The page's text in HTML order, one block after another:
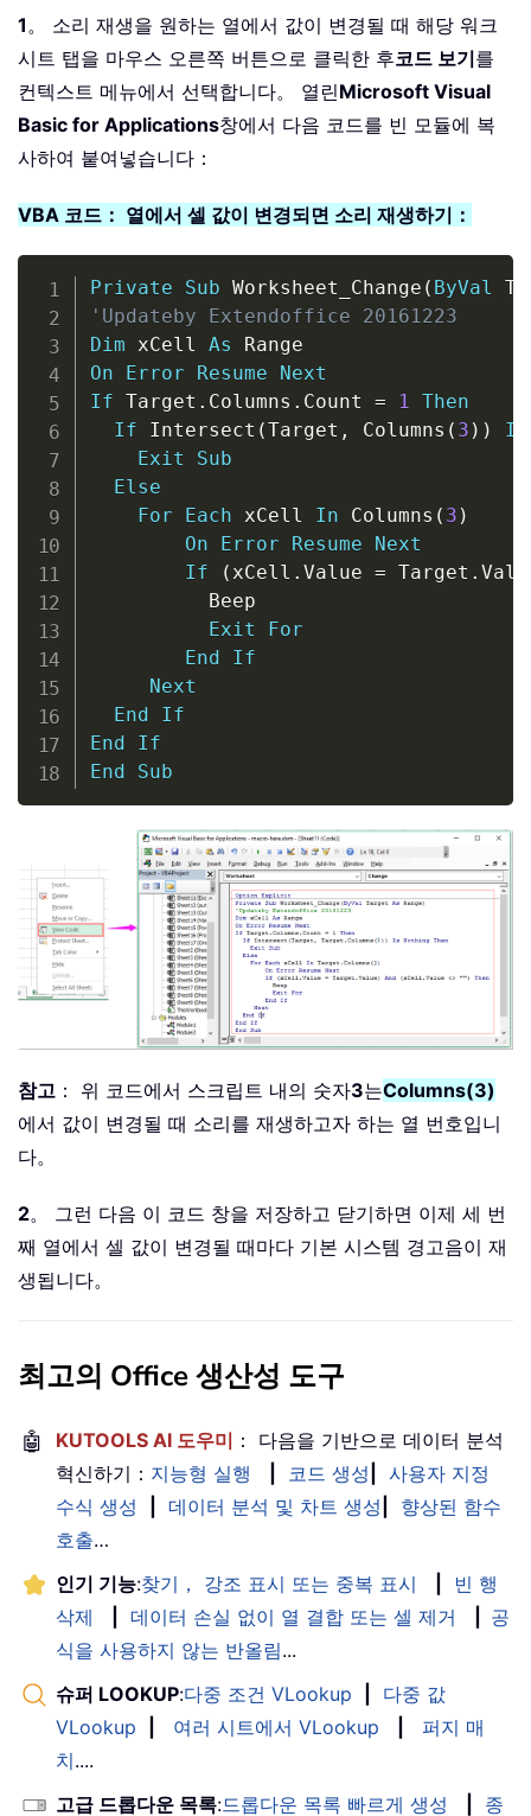
1 。 소리 재생을 원하는 열에서 값이 변경될 때 해당 워크
시트 탭을 마우스 오른쪽 버튼으로 클릭한 후코드 보기를
컨텍스트 메뉴에서 선택합니다。 열린Microsoft Visual
Basic for Applications창에서 다음 코드를 빈 모듈에 복
사하여 붙여넣습니다：
VBA 코드： 열에서 셀 값이 변경되면 소리 재생하기：
Private Sub Worksheet_Change ( ByVal
'Updateby Extendoffice 20161223
Dim xCell As
On
Error Resume
Next
If Target . Columns . Count = 1
Then
If Intersect (Target , Columns ( 3 ) )
Is
Exit
Sub
Else
For
Each xCell In Columns ( 3 )
On
Error Resume
Next
If
( xCell . Value = Target .
          Beep
Exit
For
End
If
Next
End
If
End
If
End
Sub
Copy
참고 ： 위 코드에서 스크립트 내의 숫자3는Columns(3)
에서 값이 변경될 때 소리를 재생하고자 하는 열 번호입니
다。
2。 그런 다음 이 코드 창을 저장하고 닫기하면 이제 세 번
째 열에서 셀 값이 변경될 때마다 기본 시스템 경고음이 재
생됩니다。
최고의 Office 생산성 도구
🤖 KUTOOLS AI 도우미 ： 다음을 기반으로 데이터 분석
혁신하기： 지능형 실행 코드 생성
사용자 지정
수식 생성
데이터 분석 및 차트 생성
향상된 함수
호출…
인기 기능:찾기， 강조 표시 또는 중복 표시
빈 행
삭제
데이터 손실 없이 열 결합 또는 셀 제거
공
식을 사용하지 않는 반올림...
슈퍼 LOOKUP:다중 조건 VLookup
다중 값
VLookup
여러 시트에서 VLookup
퍼지 매
치....
고급 드롭다운 목록:드롭다운 목록 빠르게 생성
종